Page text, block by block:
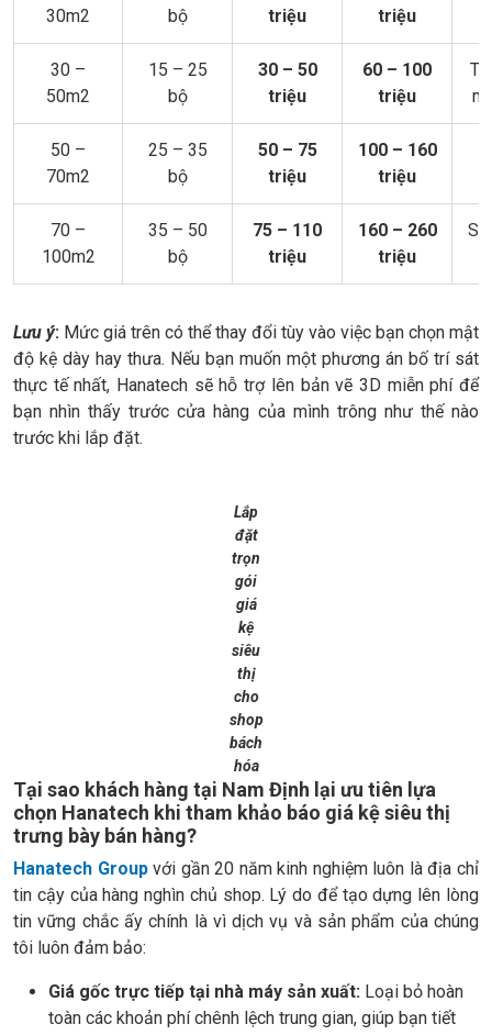
30m2
bộ
triệu
triệu
30 –
50m2
15 – 25
bộ
30 – 50
triệu
60 – 100
triệu
50 –
70m2
25 – 35
bộ
50 – 75
triệu
100 – 160
triệu
70 –
100m2
35 – 50
bộ
75 – 110
triệu
160 – 260
triệu
Lưu ý: Mức giá trên có thể thay đổi tùy vào việc bạn chọn mật
độ kệ dày hay thưa. Nếu bạn muốn một phương án bố trí sát
thực tế nhất, Hanatech sẽ hỗ trợ lên bản vẽ 3D miễn phí để
bạn nhìn thấy trước cửa hàng của mình trông như thế nào
trước khi lắp đặt.
Lắp
đặt
trọn
gói
giá
kệ
siêu
thị
cho
shop
bách
hóa
Tại sao khách hàng tại Nam Định lại ưu tiên lựa
chọn Hanatech khi tham khảo báo giá kệ siêu thị
trưng bày bán hàng?
Hanatech Groupvới gần 20 năm kinh nghiệm luôn là địa chỉ
tin cậy của hàng nghìn chủ shop. Lý do để tạo dựng lên lòng
tin vững chắc ấy chính là vì dịch vụ và sản phẩm của chúng
tôi luôn đảm bảo:
Giá gốc trực tiếp tại nhà máy sản xuất: Loại bỏ hoàn
toàn các khoản phí chênh lệch trung gian, giúp bạn tiết